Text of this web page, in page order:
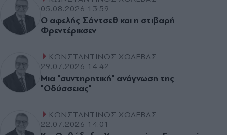
05.08.2026 13:59
Ο αφελής Σάντσεθ και η στιβαρή
Φρεντέρικσεν
ΚΩΝΣΤΑΝΤΙΝΟΣ ΧΟΛΕΒΑΣ
29.07.2026 14:42
Μια "συντηρητική" ανάγνωση της
"Οδύσσειας"
ΚΩΝΣΤΑΝΤΙΝΟΣ ΧΟΛΕΒΑΣ
22.07.2026 14:01